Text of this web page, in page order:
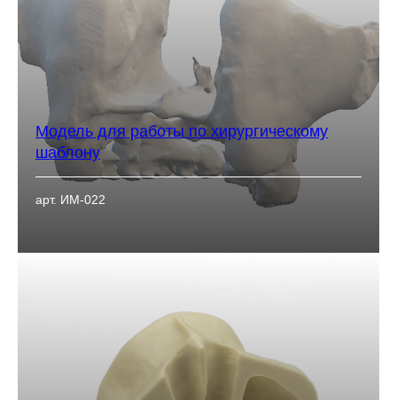
Модель для работы по хирургическому
шаблону
арт. ИМ-022